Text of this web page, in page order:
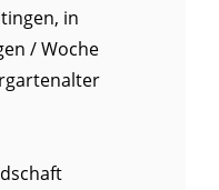
in
/ Woche